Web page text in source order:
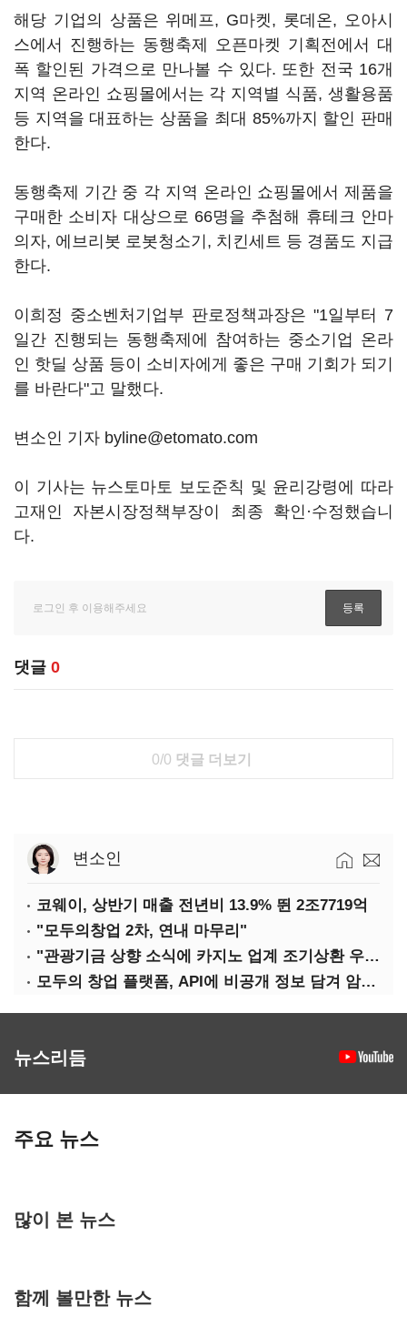
해당 기업의 상품은 위메프, G마켓, 롯데온, 오아시
스에서 진행하는 동행축제 오픈마켓 기획전에서 대
폭 할인된 가격으로 만나볼 수 있다. 또한 전국 16개
지역 온라인 쇼핑몰에서는 각 지역별 식품, 생활용품
등 지역을 대표하는 상품을 최대 85%까지 할인 판매
한다.
동행축제 기간 중 각 지역 온라인 쇼핑몰에서 제품을
구매한 소비자 대상으로 66명을 추첨해 휴테크 안마
의자, 에브리봇 로봇청소기, 치킨세트 등 경품도 지급
한다.
이희정 중소벤처기업부 판로정책과장은 "1일부터 7
일간 진행되는 동행축제에 참여하는 중소기업 온라
인 핫딜 상품 등이 소비자에게 좋은 구매 기회가 되기
를 바란다"고 말했다.
변소인 기자 byline@etomato.com
이 기사는 뉴스토마토 보도준칙 및 윤리강령에 따라
고재인 자본시장정책부장이 최종 확인·수정했습니
다.
댓글 0
0/0 댓글 더보기
변소인
코웨이, 상반기 매출 전년비 13.9% 뛴 2조7719억
"모두의창업 2차, 연내 마무리"
"관광기금 상향 소식에 카지노 업계 조기상환 우려"
모두의 창업 플랫폼, API에 비공개 정보 담겨 암호키까지 새나갔다
뉴스리듬
주요 뉴스
많이 본 뉴스
함께 볼만한 뉴스